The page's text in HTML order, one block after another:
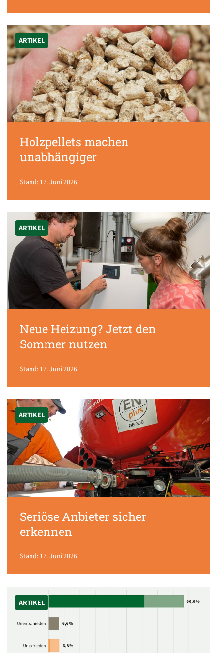
ARTIKEL
Holzpellets machen
unabhängiger
Stand: 17. Juni 2026
ARTIKEL
Neue Heizung? Jetzt den
Sommer nutzen
Stand: 17. Juni 2026
ARTIKEL
Seriöse Anbieter sicher
erkennen
Stand: 17. Juni 2026
ARTIKEL